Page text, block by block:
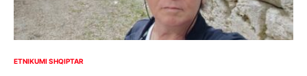
ETNIKUMI SHQIPTAR